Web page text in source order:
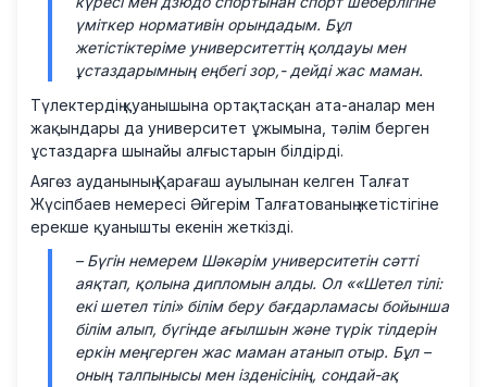
үміткер нормативін орындадым. Бұл
жетістіктеріме университеттің қолдауы мен
ұстаздарымның еңбегі зор,- дейді жас маман.
Түлектердің қуанышына ортақтасқан ата-аналар мен
жақындары да университет ұжымына, тәлім берген
ұстаздарға шынайы алғыстарын білдірді.
Аягөз ауданының Қарағаш ауылынан келген Талғат
Жүсіпбаев немересі Әйгерім Талғатованың жетістігіне
ерекше қуанышты екенін жеткізді.
–Бүгін немерем Шәкәрім университетін сәтті
аяқтап, қолына дипломын алды. Ол ««Шетел тілі:
екі шетел тілі» білім беру бағдарламасы бойынша
білім алып, бүгінде ағылшын және түрік тілдерін
еркін меңгерген жас маман атанып отыр. Бұл –
оның талпынысы мен ізденісінің, сондай-ақ